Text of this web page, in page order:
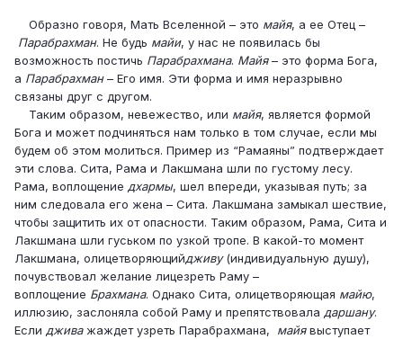
Образно говоря, Мать Вселенной – это майя, а ее Отец –
Парабрахман. Не будь майи, у нас не появилась бы
возможность постичь Парабрахмана. Майя– это форма Бога,
а Парабрахман– Его имя. Эти форма и имя неразрывно
связаны друг с другом.
Таким образом, невежество, или майя, является формой
Бога и может подчиняться нам только в том случае, если мы
будем об этом молиться. Пример из “Рамаяны” подтверждает
эти слова. Сита, Рама и Лакшмана шли по густому лесу.
Рама, воплощение дхармы, шел впереди, указывая путь; за
ним следовала его жена – Сита. Лакшмана замыкал шествие,
чтобы защитить их от опасности. Таким образом, Рама, Сита и
Лакшмана шли гуськом по узкой тропе. В какой-то момент
Лакшмана, олицетворяющийдживу(индивидуальную душу),
почувствовал желание лицезреть Раму –
воплощение Брахмана. Однако Сита, олицетворяющая майю,
иллюзию, заслоняла собой Раму и препятствовала даршану.
Если дживажаждет узреть Парабрахмана, майявыступает